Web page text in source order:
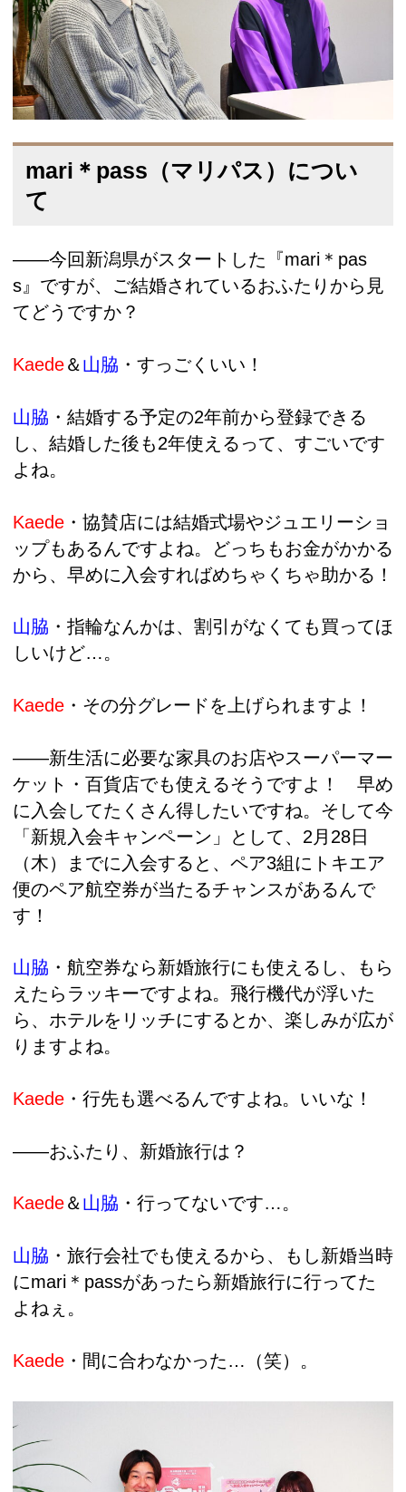
mari＊pass（マリパス）につい
て
――今回新潟県がスタートした『mari＊pas
s』ですが、ご結婚されているおふたりから見
てどうですか？
Kaede＆山脇 ・すっごくいい！
山脇 ・結婚する予定の2年前から登録できる
し、結婚した後も2年使えるって、すごいです
よね。
Kaede ・協賛店には結婚式場やジュエリーショ
ップもあるんですよね。どっちもお金がかかる
から、早めに入会すればめちゃくちゃ助かる！
山脇 ・ 指輪なんかは、割引がなくても買ってほ
しいけど…。
Kaede ・その分グレードを上げられますよ！
――新生活に必要な家具のお店やスーパーマー
ケット・百貨店でも使えるそうですよ！ 早め
に入会してたくさん得したいですね。そして今
「新規入会キャンペーン」として、2月28日
（木）までに入会すると、ペア3組にトキエア
便のペア航空券が当たるチャンスがあるんで
す！
山脇 ・航空券なら新婚旅行にも使えるし、もら
えたらラッキーですよね。飛行機代が浮いた
ら、ホテルをリッチにするとか、楽しみが広が
りますよね。
Kaede ・行先も選べるんですよね。いいな！
――おふたり、新婚旅行は？
Kaede＆山脇 ・行ってないです…。
山脇 ・ 旅行会社でも使えるから、もし新婚当時
にmari＊passがあったら新婚旅行に行ってた
よねぇ。
Kaede ・間に合わなかった…（笑）。